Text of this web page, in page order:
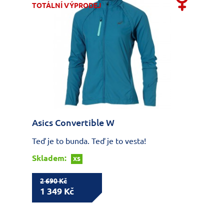
TOTÁLNÍ VÝPRODEJ
Asics Convertible W
Teď je to bunda. Teď je to vesta!
Skladem:
XS
2 690 Kč
1 349 Kč